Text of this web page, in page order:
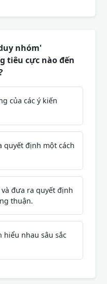
nhóm'
tiêu cực nào đến
của các ý kiến
quyết định một cách
đưa ra quyết định
thuận.
hiểu nhau sâu sắc